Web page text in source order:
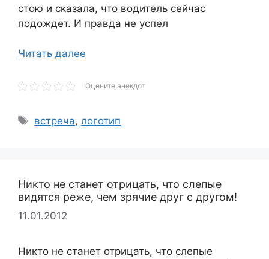
стою и сказала, что водитель сейчас
подождет. И правда не успел
Читать далее
Оцените анекдот
Метки
встреча,логотип
Никто не станет отрицать, что слепые
видятся реже, чем зрячие друг с другом!
11.01.2012
Никто не станет отрицать, что слепые